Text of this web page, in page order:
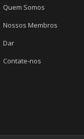
Quem Somos
Nossos Membros
Dar
Contate-nos